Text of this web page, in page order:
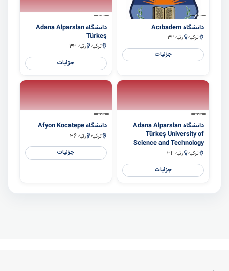
سایر
دانشگاه Acıbadem
ترکیه رتبه 32
جزئیات
سایر
دانشگاه Adana Alparslan
Türkeş
ترکیه رتبه 33
جزئیات
سایر
دانشگاه Adana Alparslan
Türkeş University of
Science and Technology
ترکیه رتبه 34
جزئیات
سایر
دانشگاه Afyon Kocatepe
ترکیه رتبه 36
جزئیات